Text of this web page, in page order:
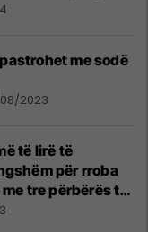
me sodë
2023
të lirë të
për rroba
tre përbërës të